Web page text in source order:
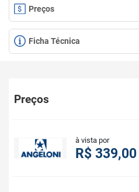
Preços
Ficha Técnica
Preços
à vista por
R$ 339,00